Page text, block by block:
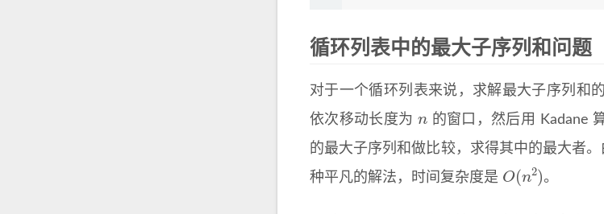
循环列表中的最大子序列和问题
对于一个循环列表来说，求解最大子序列和
依次移动长度为
的窗口，然后用 Kadane
的最大子序列和做比较，求得其中的最大者
种平凡的解法，时间复杂度是
O( 2)
。